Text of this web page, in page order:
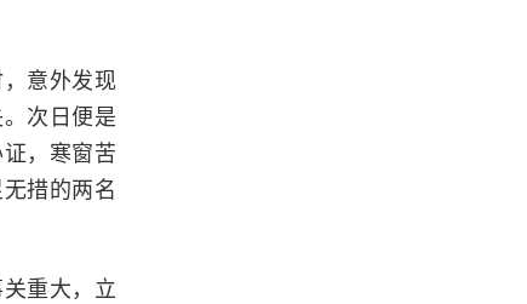
意外发现
次日便是
，寒窗苦
措的两名
重大，立